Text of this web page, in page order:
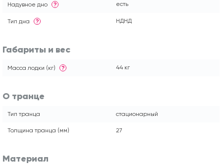
Надувное дно ? есть
Тип дна ? НДНД
Габариты и вес
Масса лодки (кг) ? 44 кг
О транце
Тип транца стационарный
Толщина транца (мм) 27
Материал